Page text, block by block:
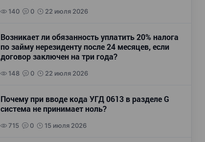
140 0 22 июля 2026
Возникает ли обязанность уплатить 20% налога
по займу нерезиденту после 24 месяцев, если
договор заключен на три года?
148 0 22 июля 2026
Почему при вводе кода УГД 0613 в разделе G
система не принимает ноль?
715 0 15 июля 2026